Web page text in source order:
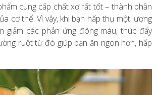
cung cấp chất xơ rất tốt – thành phần
cơ thể. Vì vậy, khi bạn hấp thụ một lượng
giảm các phản ứng đông máu, thúc đẩy
ruột từ đó giúp bạn ăn ngon hơn, hấp